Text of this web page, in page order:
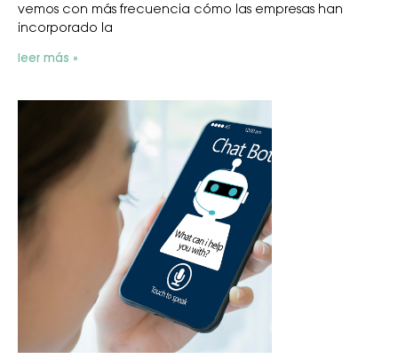
vemos con más frecuencia cómo las empresas han
incorporado la
leer más »